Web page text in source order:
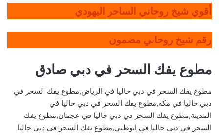
أقوي شيخ روحاني الساحر اليهودي
رقم شيخ روحاني مضمون
مطوع يفك السحر في دبي صادق
مطوع يفك السحر في دبي حاليا في الرياض,مطوع يفك السحر في
دبي حاليا في مكة,مطوع يفك السحر في دبي حاليا في
المدينة,مطوع يفك السحر في دبي حاليا في عجمان,مطوع يفك
السحر في دبي حاليا في ابوظبي,مطوع يفك السحر في دبي حاليا